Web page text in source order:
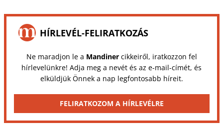
HÍRLEVÉL-FELIRATKOZÁS
Ne maradjon le a Mandinercikkeiről, iratkozzon fel
hírlevelünkre! Adja meg a nevét és az e-mail-címét, és
elküldjük Önnek a nap legfontosabb híreit.
FELIRATKOZOM A HÍRLEVÉLRE